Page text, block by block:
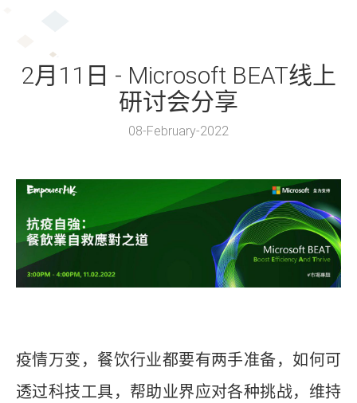
2月11日 - Microsoft BEAT线上
研讨会分享
08-February-2022
疫情万变，餐饮行业都要有两手准备，如何可
透过科技工具，帮助业界应对各种挑战，维持